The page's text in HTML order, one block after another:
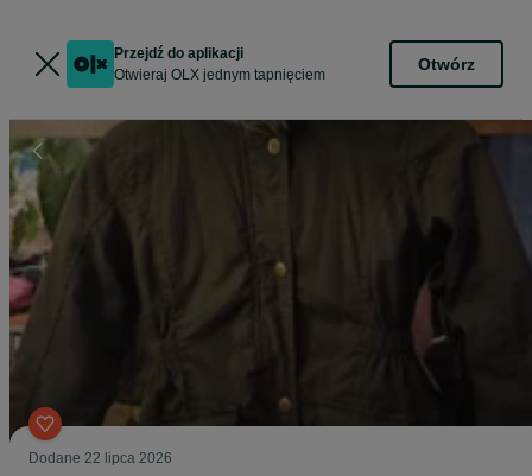
Przejdź do aplikacji
Otwieraj OLX jednym tapnięciem
Otwórz
Dodane 22 lipca 2026